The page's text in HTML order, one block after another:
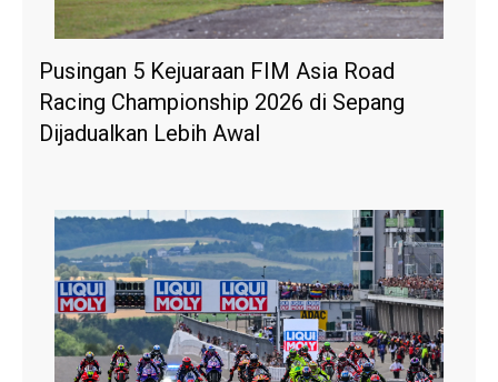
Pusingan 5 Kejuaraan FIM Asia Road
Racing Championship 2026 di Sepang
Dijadualkan Lebih Awal